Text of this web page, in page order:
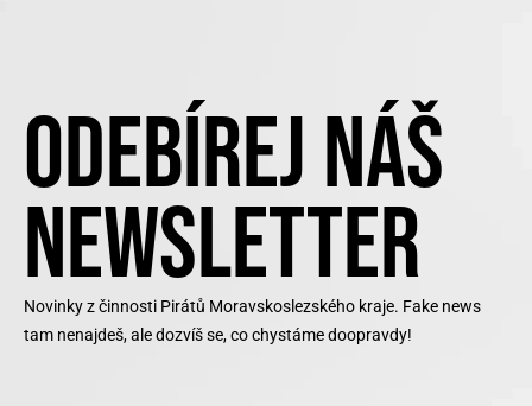
ODEBÍREJ NÁŠ
NEWSLETTER
Novinky z činnosti Pirátů Moravskoslezského kraje. Fake news
tam nenajdeš, ale dozvíš se, co chystáme doopravdy!